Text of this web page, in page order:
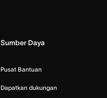
Sumber Daya
Pusat Bantuan
Dapatkan dukungan